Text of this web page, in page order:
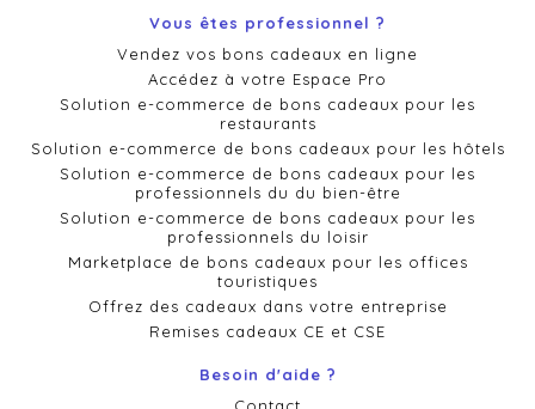
Vous êtes professionnel ?
Vendez vos bons cadeaux en ligne
Accédez à votre Espace Pro
Solution e-commerce de bons cadeaux pour les
restaurants
Solution e-commerce de bons cadeaux pour les hôtels
Solution e-commerce de bons cadeaux pour les
professionnels du du bien-être
Solution e-commerce de bons cadeaux pour les
professionnels du loisir
Marketplace de bons cadeaux pour les offices
touristiques
Offrez des cadeaux dans votre entreprise
Remises cadeaux CE et CSE
Besoin d'aide ?